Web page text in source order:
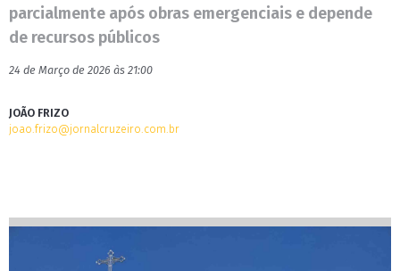
parcialmente após obras emergenciais e depende
de recursos públicos
24 de Março de 2026 às 21:00
JOÃO FRIZO
joao.frizo@jornalcruzeiro.com.br